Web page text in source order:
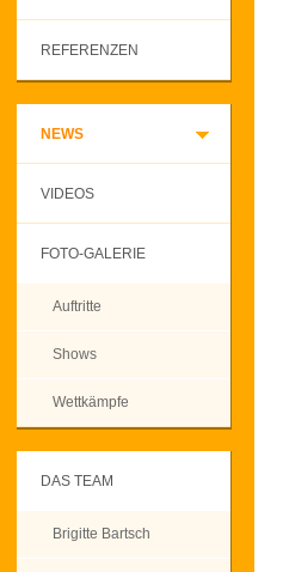
REFERENZEN
NEWS
VIDEOS
FOTO-GALERIE
Auftritte
Shows
Wettkämpfe
DAS TEAM
Brigitte Bartsch